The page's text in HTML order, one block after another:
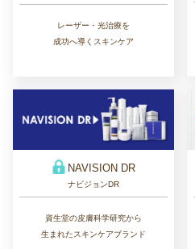
レーザー・光治療を
成功へ導くスキンケア
NAVISION DR
ナビジョンDR
資生堂の皮膚科学研究から
生まれたスキンケアブランド